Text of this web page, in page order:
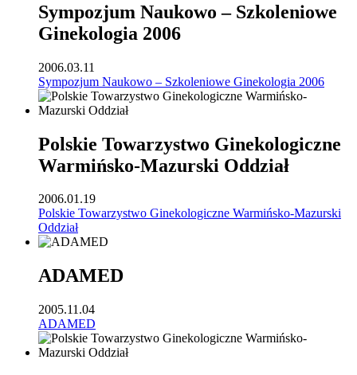
Sympozjum Naukowo – Szkoleniowe
Ginekologia 2006
2006.03.11
Sympozjum Naukowo – Szkoleniowe Ginekologia 2006
Polskie Towarzystwo Ginekologiczne
Warmińsko-Mazurski Oddział
2006.01.19
Polskie Towarzystwo Ginekologiczne Warmińsko-Mazurski
Oddział
ADAMED
2005.11.04
ADAMED